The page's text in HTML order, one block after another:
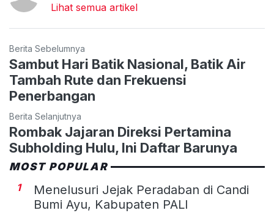
Lihat semua artikel
Berita Sebelumnya
Sambut Hari Batik Nasional, Batik Air
Tambah Rute dan Frekuensi
Penerbangan
Berita Selanjutnya
Rombak Jajaran Direksi Pertamina
Subholding Hulu, Ini Daftar Barunya
MOST POPULAR
1
Menelusuri Jejak Peradaban di Candi
Bumi Ayu, Kabupaten PALI